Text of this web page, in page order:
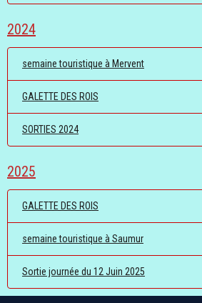
2024
semaine touristique à Mervent
GALETTE DES ROIS
SORTIES 2024
2025
GALETTE DES ROIS
semaine touristique à Saumur
Sortie journée du 12 Juin 2025